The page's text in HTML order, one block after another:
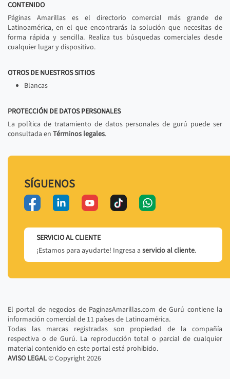
CONTENIDO
Páginas Amarillas es el directorio comercial más grande de
Latinoamérica, en el que encontrarás la solución que necesitas de
forma rápida y sencilla. Realiza tus búsquedas comerciales desde
cualquier lugar y dispositivo.
OTROS DE NUESTROS SITIOS
Blancas
PROTECCIÓN DE DATOS PERSONALES
La política de tratamiento de datos personales de gurú puede ser
consultada en Términos legales.
SÍGUENOS
SERVICIO AL CLIENTE
¡Estamos para ayudarte! Ingresa a servicio al cliente.
El portal de negocios de PaginasAmarillas.com de Gurú contiene la
información comercial de 11 países de Latinoamérica.
Todas las marcas registradas son propiedad de la compañía
respectiva o de Gurú. La reproducción total o parcial de cualquier
material contenido en este portal está prohibido.
AVISO LEGAL© Copyright2026